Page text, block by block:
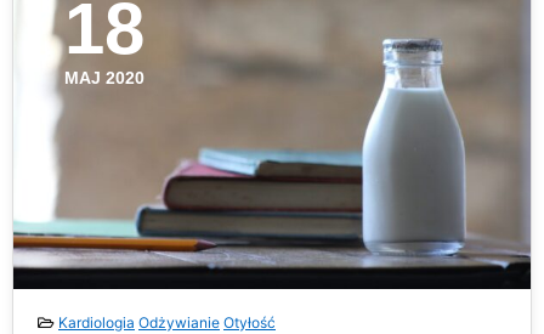
18
MAJ 2020
Kardiologia Odżywianie Otyłość